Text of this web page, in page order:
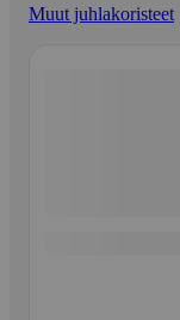
Muut juhlakoristeet